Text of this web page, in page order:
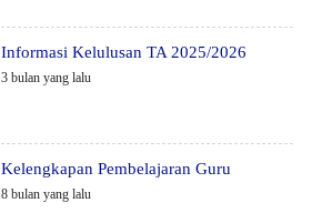
Informasi Kelulusan TA 2025/2026
3 bulan yang lalu
Kelengkapan Pembelajaran Guru
8 bulan yang lalu